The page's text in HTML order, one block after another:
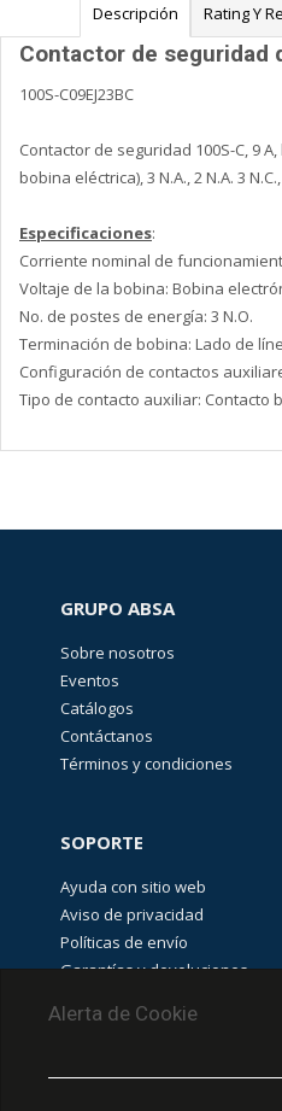
Descripción Rating Y
Contactor de seguridad
100S-C09EJ23BC
Contactor de seguridad 100S-C, 9
bobina eléctrica), 3 N.A., 2 N.A. 3
Especificaciones:
Corriente nominal de
Voltaje de la bobina: Bobina
No. de postes de energía: 3 N.O.
Terminación de bobina: Lado de
Configuración de contactos
Tipo de contacto auxiliar: Contacto
Alerta de Cookie
GRUPO ABSA
Sobre nosotros
Eventos
Catálogos
Contáctanos
Términos y condiciones
SOPORTE
Ayuda con sitio web
Aviso de privacidad
Políticas de envío
Garantías y devoluciones
PUNTOS DE